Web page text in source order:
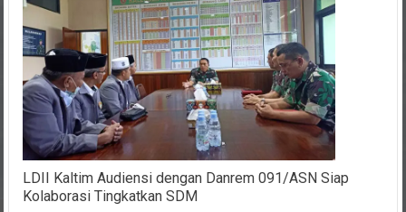
LDII Kaltim Audiensi dengan Danrem 091/ASN Siap
Kolaborasi Tingkatkan SDM